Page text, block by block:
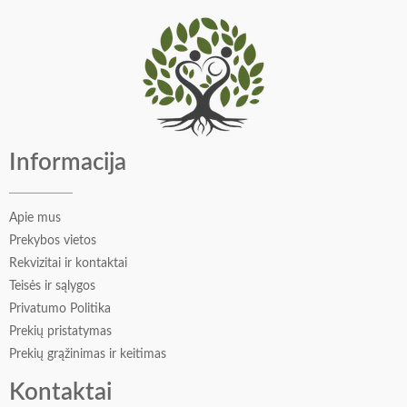
Viršutinės natos: mandarinai , apelsinai , gvazdikėliai
Vidurinės natos: kardamono ankštys, cinamono žievelės,
Bazinės natos: spurgos, medus, kedras
Informacija
Apie mus
Prekybos vietos
Rekvizitai ir kontaktai
Teisės ir sąlygos
Privatumo Politika
Prekių pristatymas
Prekių grąžinimas ir keitimas
Kontaktai